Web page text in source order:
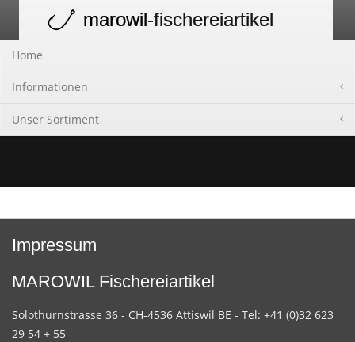
navigation
marowil-fischereiartikel
Home
Informationen
Unser Sortiment
Impressum
MAROWIL Fischereiartikel
Solothurnstrasse 36 - CH-4536 Attiswil BE - Tel: +41 (0)32 623
29 54 + 55